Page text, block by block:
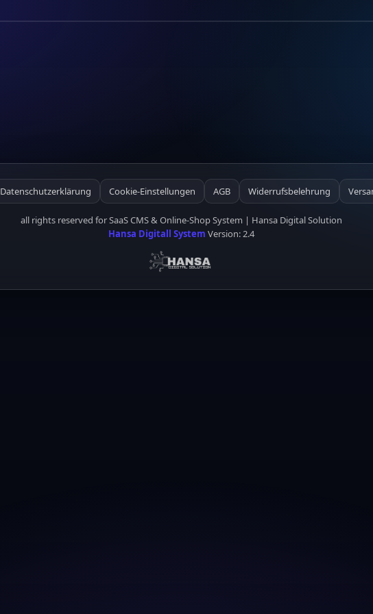
Datenschutzerklärung Cookie-Einstellungen AGB Widerrufsbelehrung
all rights reserved for SaaS CMS & Online-Shop System | Hansa Digital Solution
Hansa Digitall System Version: 2.4